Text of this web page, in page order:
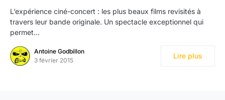
L’expérience ciné-concert : les plus beaux films revisités à
travers leur bande originale. Un spectacle exceptionnel qui
permet…
Antoine Godbillon
3 février 2015
Lire plus